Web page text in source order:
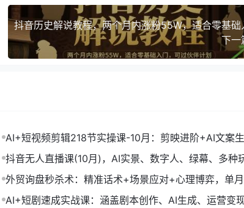
下一
AI+短视频剪辑218节实操课-10月：剪映进阶+AI文案
+账号运营，月入2万
抖音无人直播课(10月)，AI实景、数字人、绿幕、多种
法、24小时自动盈利
外贸询盘秒杀术：精准话术+场景应对+心理博弈，单月
转化率提升200%
AI+短剧速成实战课：涵盖剧本创作、AI生成、运营变现